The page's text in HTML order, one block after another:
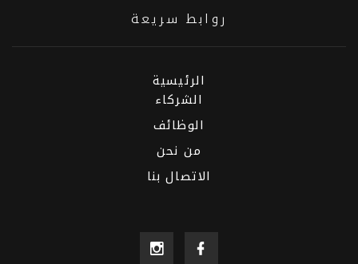
روابط سريعة
الرئيسية
الشركاء
الوظائف
من نحن
الاتصال بنا